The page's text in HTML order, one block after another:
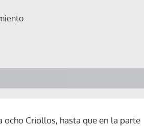
Criollos, hasta que en la parte